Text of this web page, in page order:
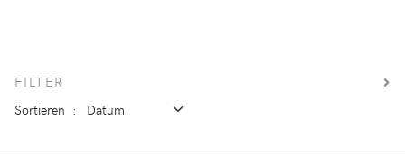
FILTER
Sortieren :